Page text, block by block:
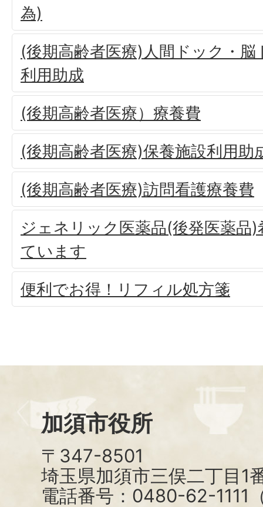
為)
(後期高齢者医療)人間ドック・
利用助成
(後期高齢者医療）療養費
(後期高齢者医療)保養施設利用助
(後期高齢者医療)訪問看護療養費
ジェネリック医薬品(後発医薬品
ています
便利でお得！リフィル処方箋
加須市役所
〒347-8501
埼玉県加須市三俣二丁目1
電話番号：0480-62-1111